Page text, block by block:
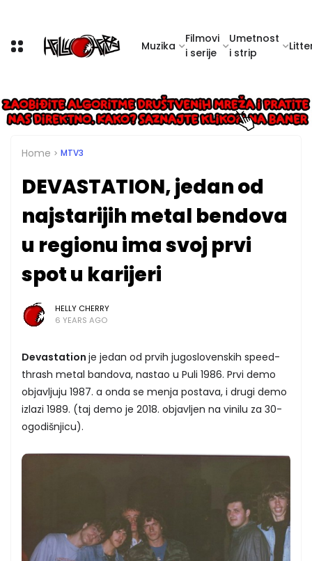
Muzika
Filmovi
i serije
Umetnost
i strip
Home MTV3
DEVASTATION, jedan od
najstarijih metal bendova
u regionu ima svoj prvi
spot u karijeri
HELLY CHERRY
6 YEARS AGO
Devastation je jedan od prvih jugoslovenskih speed-
thrash metal bandova, nastao u Puli 1986. Prvi demo
objavljuju 1987. a onda se menja postava, i drugi demo
izlazi 1989. (taj demo je 2018. objavljen na vinilu za 30-
ogodišnjicu).